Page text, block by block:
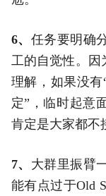
6、 任务要明确
工的自觉性。因
理解，如果没
定”，临时起意
肯定是大家都不
7、 大群里振臂
能有点过于Old